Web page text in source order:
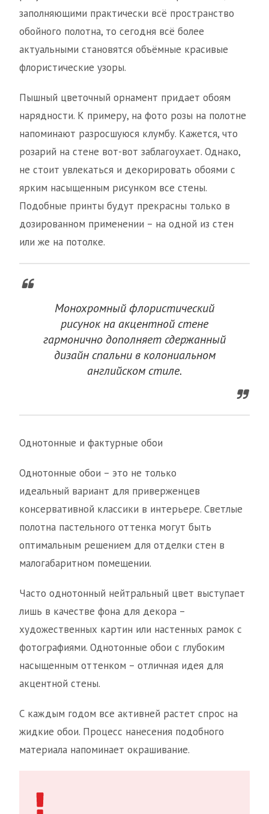
заполняющими практически всё пространство
обойного полотна, то сегодня всё более
актуальными становятся объёмные красивые
флористические узоры.
Пышный цветочный орнамент придает обоям
нарядности. К примеру, на фото розы на полотне
напоминают разросшуюся клумбу. Кажется, что
розарий на стене вот-вот заблагоухает. Однако,
не стоит увлекаться и декорировать обоями с
ярким насыщенным рисунком все стены.
Подобные принты будут прекрасны только в
дозированном применении – на одной из стен
или же на потолке.
Монохромный флористический
рисунок на акцентной стене
гармонично дополняет сдержанный
дизайн спальни в колониальном
английском стиле.
Однотонные и фактурные обои
Однотонные обои – это не только
идеальный вариант для приверженцев
консервативной классики в интерьере. Светлые
полотна пастельного оттенка могут быть
оптимальным решением для отделки стен в
малогабаритном помещении.
Часто однотонный нейтральный цвет выступает
лишь в качестве фона для декора –
художественных картин или настенных рамок с
фотографиями. Однотонные обои с глубоким
насыщенным оттенком – отличная идея для
акцентной стены.
С каждым годом все активней растет спрос на
жидкие обои. Процесс нанесения подобного
материала напоминает окрашивание.